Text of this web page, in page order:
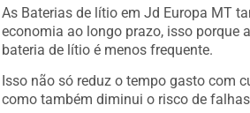
As Baterias de lítio em Jd Europa MT
economia ao longo prazo, isso porque
bateria de lítio é menos frequente.
Isso não só reduz o tempo gasto com
como também diminui o risco de falhas